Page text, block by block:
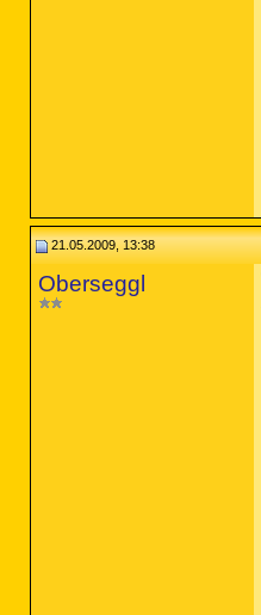
21.05.2009, 13:38
Oberseggl